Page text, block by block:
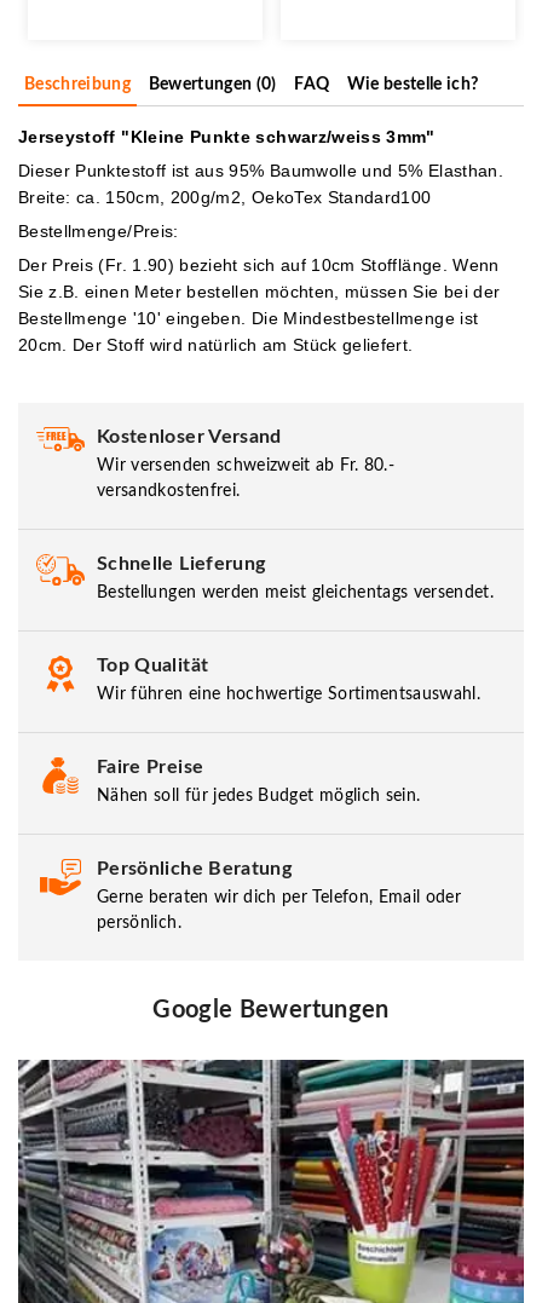
Beschreibung Bewertungen (0) FAQ Wie bestelle ich?
Jerseystoff "Kleine Punkte schwarz/weiss 3mm"
Dieser Punktestoff ist aus 95% Baumwolle und 5% Elasthan.
Breite: ca. 150cm, 200g/m2, OekoTex Standard100
Bestellmenge/Preis:
Der Preis (Fr. 1.90) bezieht sich auf 10cm Stofflänge. Wenn
Sie z.B. einen Meter bestellen möchten, müssen Sie bei der
Bestellmenge '10' eingeben. Die Mindestbestellmenge ist
20cm. Der Stoff wird natürlich am Stück geliefert.
Kostenloser Versand
Wir versenden schweizweit ab Fr. 80.-
versandkostenfrei.
Schnelle Lieferung
Bestellungen werden meist gleichentags versendet.
Top Qualität
Wir führen eine hochwertige Sortimentsauswahl.
Faire Preise
Nähen soll für jedes Budget möglich sein.
Persönliche Beratung
Gerne beraten wir dich per Telefon, Email oder
persönlich.
Google Bewertungen